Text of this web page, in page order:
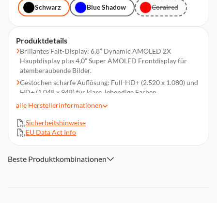
Produktdetails
Brillantes Falt-Display: 6,8” Dynamic AMOLED 2X
Hauptdisplay plus 4,0” Super AMOLED Frontdisplay für
atemberaubende Bilder.
Gestochen scharfe Auflösung: Full-HD+ (2.520 x 1.080) und
HD+ (1.048 x 948) für klare, lebendige Farben.
Power ohne Kompromisse: Exynos 2500 Deca-Core-
Riesiger Spricherr: 256 GB intern und 12 GB RAM für all
deine Apps, Fotos und mehr.
Profi-Kamera: 50 MP + 12 MP Dual-Kamera für
beeindruckende Fotos und UHD-Videos.
alle Herstellerinformationen
Sicherheitshinweise
EU Data Act Info
Schwarz
Blue Shadow Coralred
Beste Produktkombinationen